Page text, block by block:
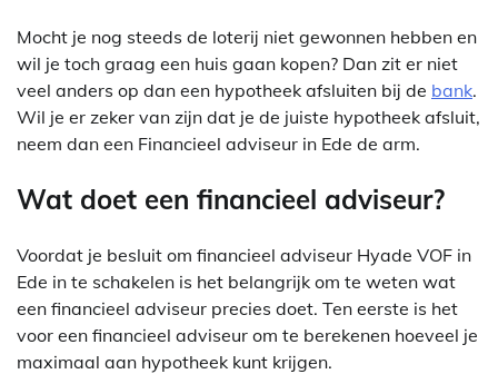
Mocht je nog steeds de loterij niet gewonnen hebben en
wil je toch graag een huis gaan kopen? Dan zit er niet
veel anders op dan een hypotheek afsluiten bij de bank.
Wil je er zeker van zijn dat je de juiste hypotheek afsluit,
neem dan een Financieel adviseur in Ede de arm.
Wat doet een financieel adviseur?
Voordat je besluit om financieel adviseur Hyade VOF in
Ede in te schakelen is het belangrijk om te weten wat
een financieel adviseur precies doet. Ten eerste is het
voor een financieel adviseur om te berekenen hoeveel je
maximaal aan hypotheek kunt krijgen.